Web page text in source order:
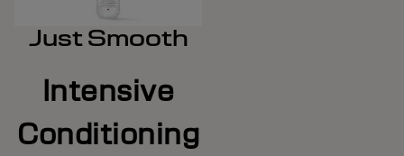
Just Smooth
Intensive
Conditioning